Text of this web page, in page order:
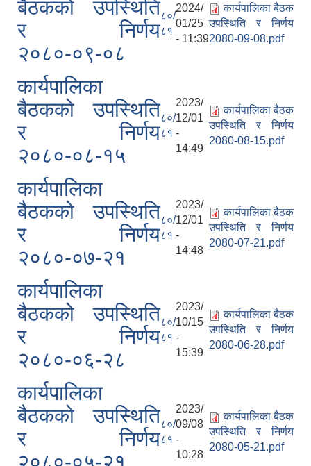
बैठकको उपस्थिति
र निर्णय
२०८०-०९-०८
८०/
८१
2024/
01/25
- 11:39
कार्यपालिका बैठक
उपस्थिति र निर्णय
2080-09-08.pdf
कार्यपालिका
बैठकको उपस्थिति
र निर्णय
२०८०-०८-१५
८०/
८१
2023/
12/01
-
14:49
कार्यपालिका बैठक
उपस्थिति र निर्णय
2080-08-15.pdf
कार्यपालिका
बैठकको उपस्थिति
र निर्णय
२०८०-०७-२१
८०/
८१
2023/
12/01
-
14:48
कार्यपालिका बैठक
उपस्थिति र निर्णय
2080-07-21.pdf
कार्यपालिका
बैठकको उपस्थिति
र निर्णय
२०८०-०६-२८
८०/
८१
2023/
10/15
-
15:39
कार्यपालिका बैठक
उपस्थिति र निर्णय
2080-06-28.pdf
कार्यपालिका
बैठकको उपस्थिति
र निर्णय
२०८०-०५-२१
८०/
८१
2023/
09/08
-
10:28
कार्यपालिका बैठक
उपस्थिति र निर्णय
2080-05-21.pdf